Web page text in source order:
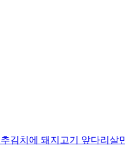
치에 돼지고기 앞다리살